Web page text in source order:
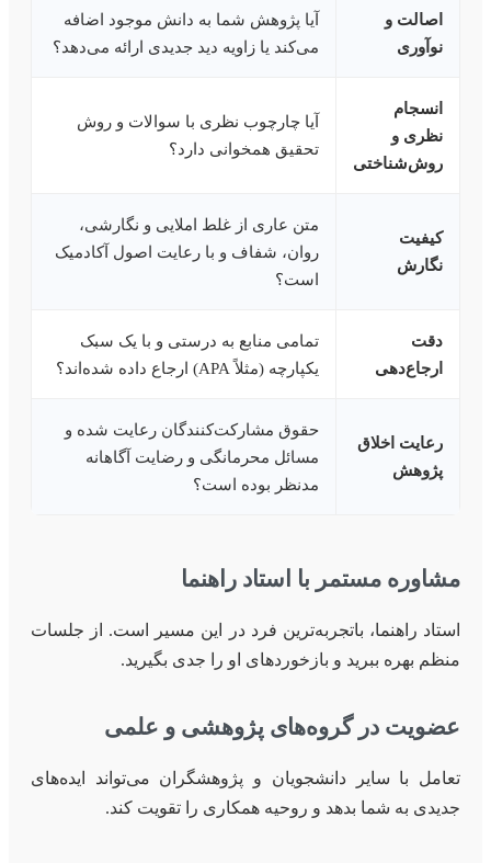
اصالت و
نوآوری
آیا پژوهش شما به دانش موجود اضافه
می‌کند یا زاویه دید جدیدی ارائه می‌دهد؟
انسجام
نظری و
روش‌شناختی
آیا چارچوب نظری با سوالات و روش
تحقیق همخوانی دارد؟
کیفیت
نگارش
متن عاری از غلط املایی و نگارشی،
روان، شفاف و با رعایت اصول آکادمیک
است؟
دقت
ارجاع‌دهی
تمامی منابع به درستی و با یک سبک
یکپارچه (مثلاً APA) ارجاع داده شده‌اند؟
رعایت اخلاق
پژوهش
حقوق مشارکت‌کنندگان رعایت شده و
مسائل محرمانگی و رضایت آگاهانه
مدنظر بوده است؟
مشاوره مستمر با استاد راهنما
استاد راهنما، باتجربه‌ترین فرد در این مسیر است. از جلسات
منظم بهره ببرید و بازخوردهای او را جدی بگیرید.
عضویت در گروه‌های پژوهشی و علمی
تعامل با سایر دانشجویان و پژوهشگران می‌تواند ایده‌های
جدیدی به شما بدهد و روحیه همکاری را تقویت کند.